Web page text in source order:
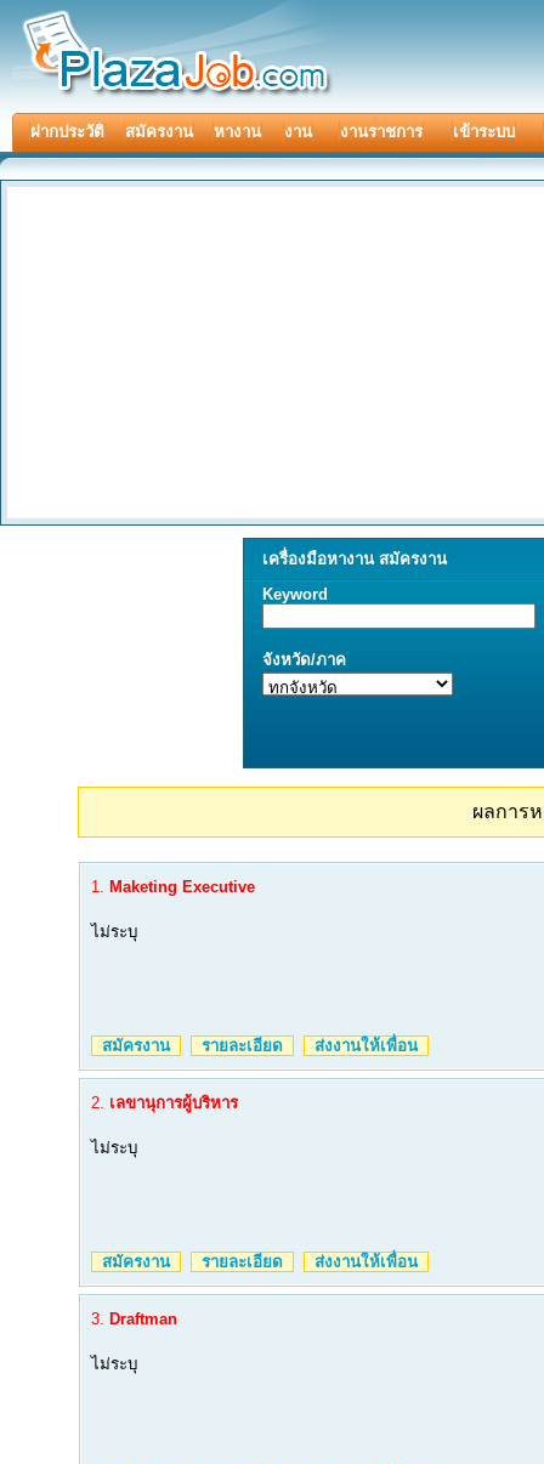
ฝากประวัติ สมัครงาน หางาน งาน งานราชการ เข้าระบบ
เครื่องมือหางาน สมัครงาน
Keyword
จังหวัด/ภาค
ผลการ
1. Maketing Executive
ไม่ระบุ
สมัครงาน รายละเอียด ส่งงานให้เพื่อน
2. เลขานุการผู้บริหาร
ไม่ระบุ
สมัครงาน รายละเอียด ส่งงานให้เพื่อน
3. Draftman
ไม่ระบุ